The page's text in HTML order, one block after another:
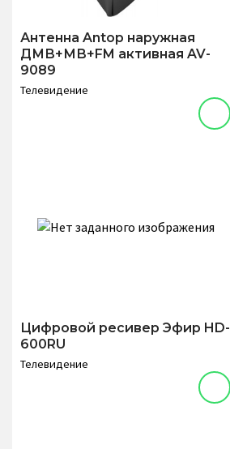
Антенна Antop наружная
ДМВ+МВ+FM активная AV-
9089
Телевидение
Цифровой ресивер Эфир HD-
600RU
Телевидение